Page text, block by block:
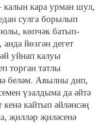
кара урман шул,
сулга борылып
көпчәк батып-
йөзгән дегет
уйнап калуы
торган татлы
беләм. Авылны дип,
үзалдыма да әйтә
кайтып әйләнсәң
җилләр җиләсенә